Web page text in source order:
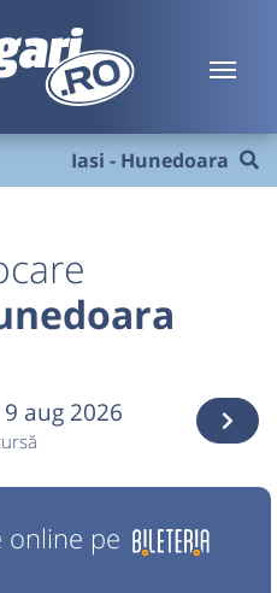
Iasi - Hunedoara
9 aug 2026
online pe